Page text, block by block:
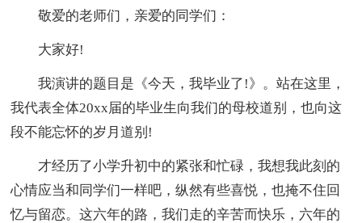
敬爱的老师们，亲爱的同学们：
大家好!
我演讲的题目是《今天，我毕业了!》。站在这里，
我代表全体20xx届的毕业生向我们的母校道别，也向这
段不能忘怀的岁月道别!
才经历了小学升初中的紧张和忙碌，我想我此刻的
心情应当和同学们一样吧，纵然有些喜悦，也掩不住回
忆与留恋。这六年的路，我们走的辛苦而快乐，六年的